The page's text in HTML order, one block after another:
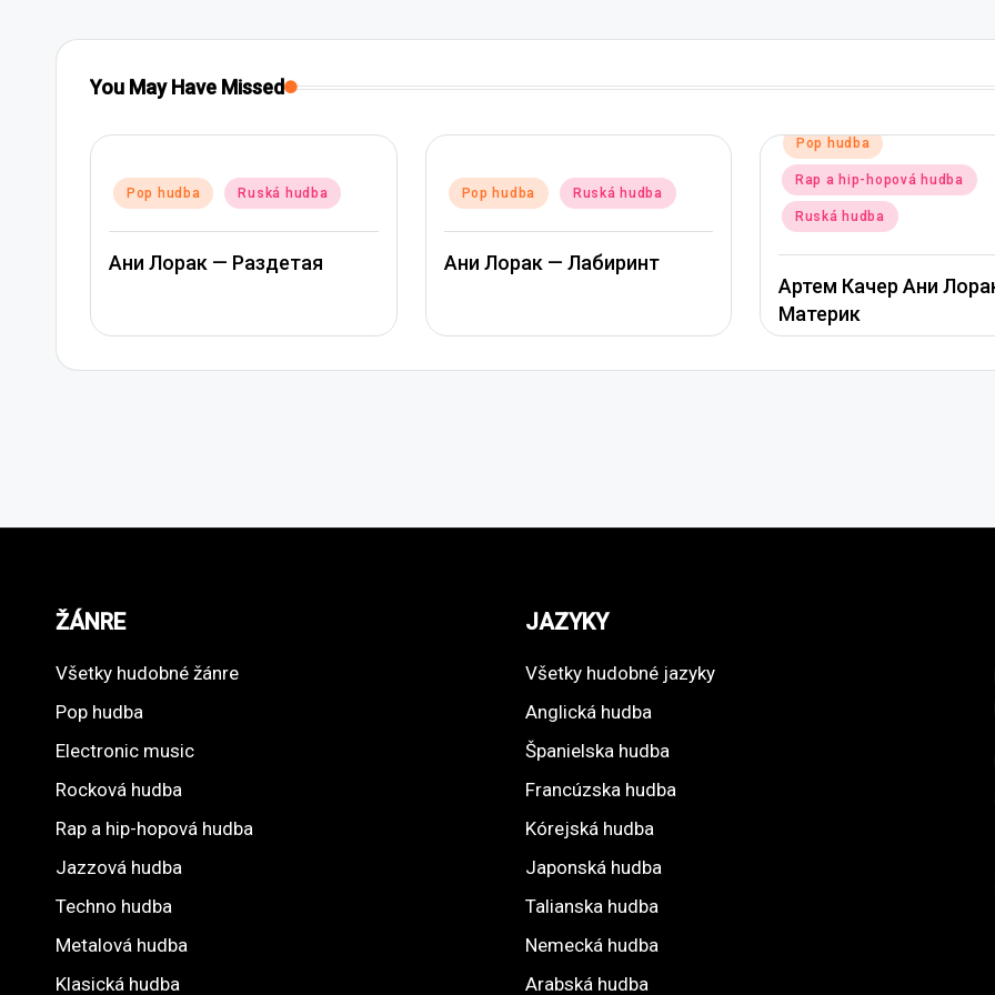
You May Have Missed
Posted
Pop hudba Ruská hudba
Ани Лорак — Лабиринт
Posted
Rap a hip-hopová hudba
Posted
in
Pop hudba Ruská hudba
Ани Лорак —
ŽÁNRE
Všetky hudobné žánre
Pop hudba
Electronic music
Rocková hudba
Rap a hip-hopová hudba
Jazzová hudba
Techno hudba
Metalová hudba
Klasická hudba
JAZYKY
Všetky hudobné jazyky
Anglická hudba
Španielska hudba
Francúzska hudba
Kórejská hudba
Japonská hudba
Talianska hudba
Nemecká hudba
Arabská hudba